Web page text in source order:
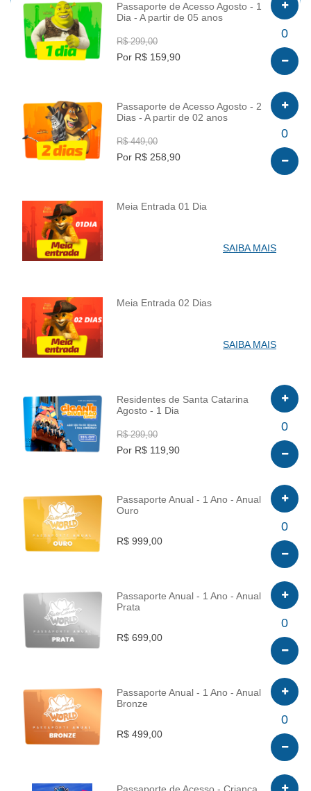
INFO
Passaporte de Acesso Agosto - 1
Dia - A partir de 05 anos
R$ 299,00
Por R$ 159,90
0
INFO
Passaporte de Acesso Agosto - 2
Dias - A partir de 02 anos
R$ 449,00
Por R$ 258,90
0
INFO
Meia Entrada 01 Dia
SAIBA MAIS
INFO
Meia Entrada 02 Dias
SAIBA MAIS
INFO
Residentes de Santa Catarina
Agosto - 1 Dia
R$ 299,90
Por R$ 119,90
0
INFO
Passaporte Anual - 1 Ano - Anual
Ouro
R$ 999,00
0
INFO
Passaporte Anual - 1 Ano - Anual
Prata
R$ 699,00
0
INFO
Passaporte Anual - 1 Ano - Anual
Bronze
R$ 499,00
0